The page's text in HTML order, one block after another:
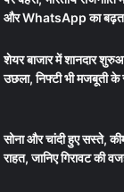
और WhatsApp का बढ़ता
शेयर बाजार में शानदार
उछला, निफ्टी भी मजबूती
सोना और चांदी हुए सस्ते,
राहत, जानिए गिरावट की